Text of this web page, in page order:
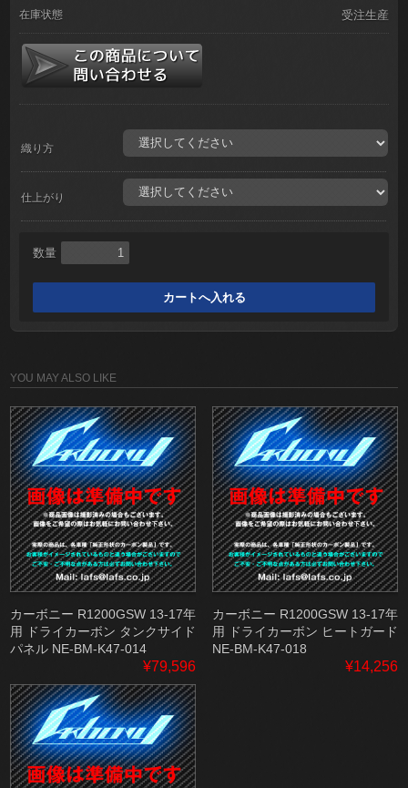
在庫状態 受注生産
織り方
仕上がり
数量
YOU MAY ALSO LIKE
カーボニー R1200GSW 13-17年
用 ドライカーボン タンクサイド
パネル NE-BM-K47-014
¥79,596
カーボニー R1200GSW 13-17年
用 ドライカーボン ヒートガード
NE-BM-K47-018
¥14,256